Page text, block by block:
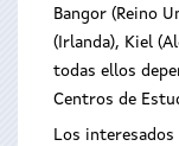
Bangor (Reino
(Irlanda), Kiel
todas ellos
Centros de
Los